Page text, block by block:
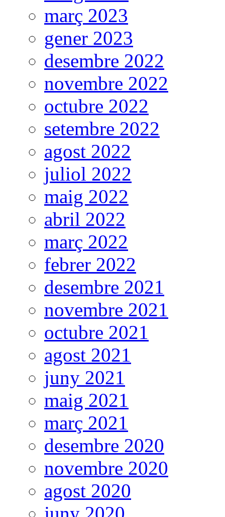
març 2023
gener 2023
desembre 2022
novembre 2022
octubre 2022
setembre 2022
agost 2022
juliol 2022
maig 2022
abril 2022
març 2022
febrer 2022
desembre 2021
novembre 2021
octubre 2021
agost 2021
juny 2021
maig 2021
març 2021
desembre 2020
novembre 2020
agost 2020